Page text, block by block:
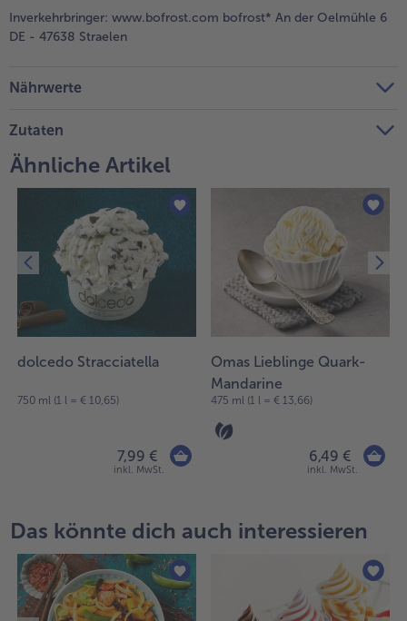
Inverkehrbringer: www.bofrost.com bofrost* An der Oelmühle 6
DE - 47638 Straelen
Nährwerte
Zutaten
Ähnliche Artikel
dolcedo Stracciatella
750 ml (1 l = € 10,65)
7,99 €
inkl. MwSt.
Omas Lieblinge Quark-
Mandarine
475 ml (1 l = € 13,66)
6,49 €
inkl. MwSt.
Das könnte dich auch interessieren